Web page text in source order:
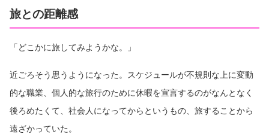
旅との距離感
「どこかに旅してみようかな。」
近ごろそう思うようになった。スケジュールが不規則な上に変動
的な職業、個人的な旅行のために休暇を宣言するのがなんとなく
後ろめたくて、社会人になってからというもの、旅することから
遠ざかっていた。